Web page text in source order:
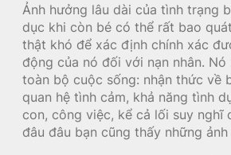
Ảnh hưởng lâu dài của tình trạng
dục khi còn bé có thể rất bao
thật khó để xác định chính xác
động của nó đối với nạn nhân.
toàn bộ cuộc sống: nhận thức về
quan hệ tình cảm, khả năng tình
con, công việc, kể cả lối suy nghĩ
đâu đâu bạn cũng thấy những